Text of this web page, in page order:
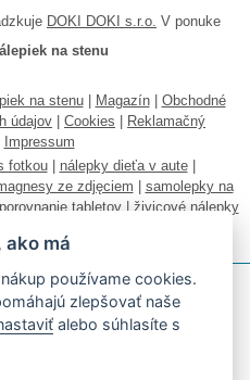
DOKI DOKI s.r.o. V ponuke
na stenu
na stenu| Magazín| Obchodné
údajov Cookies
Reklamačný
Impressum
fotkou| nálepky dieťa v aute|
ze zdjęciem
samolepky na
porovnanie tabletov| živicové nálepky
má
používame cookies.
zlepšovať naše
alebo súhlasíte s